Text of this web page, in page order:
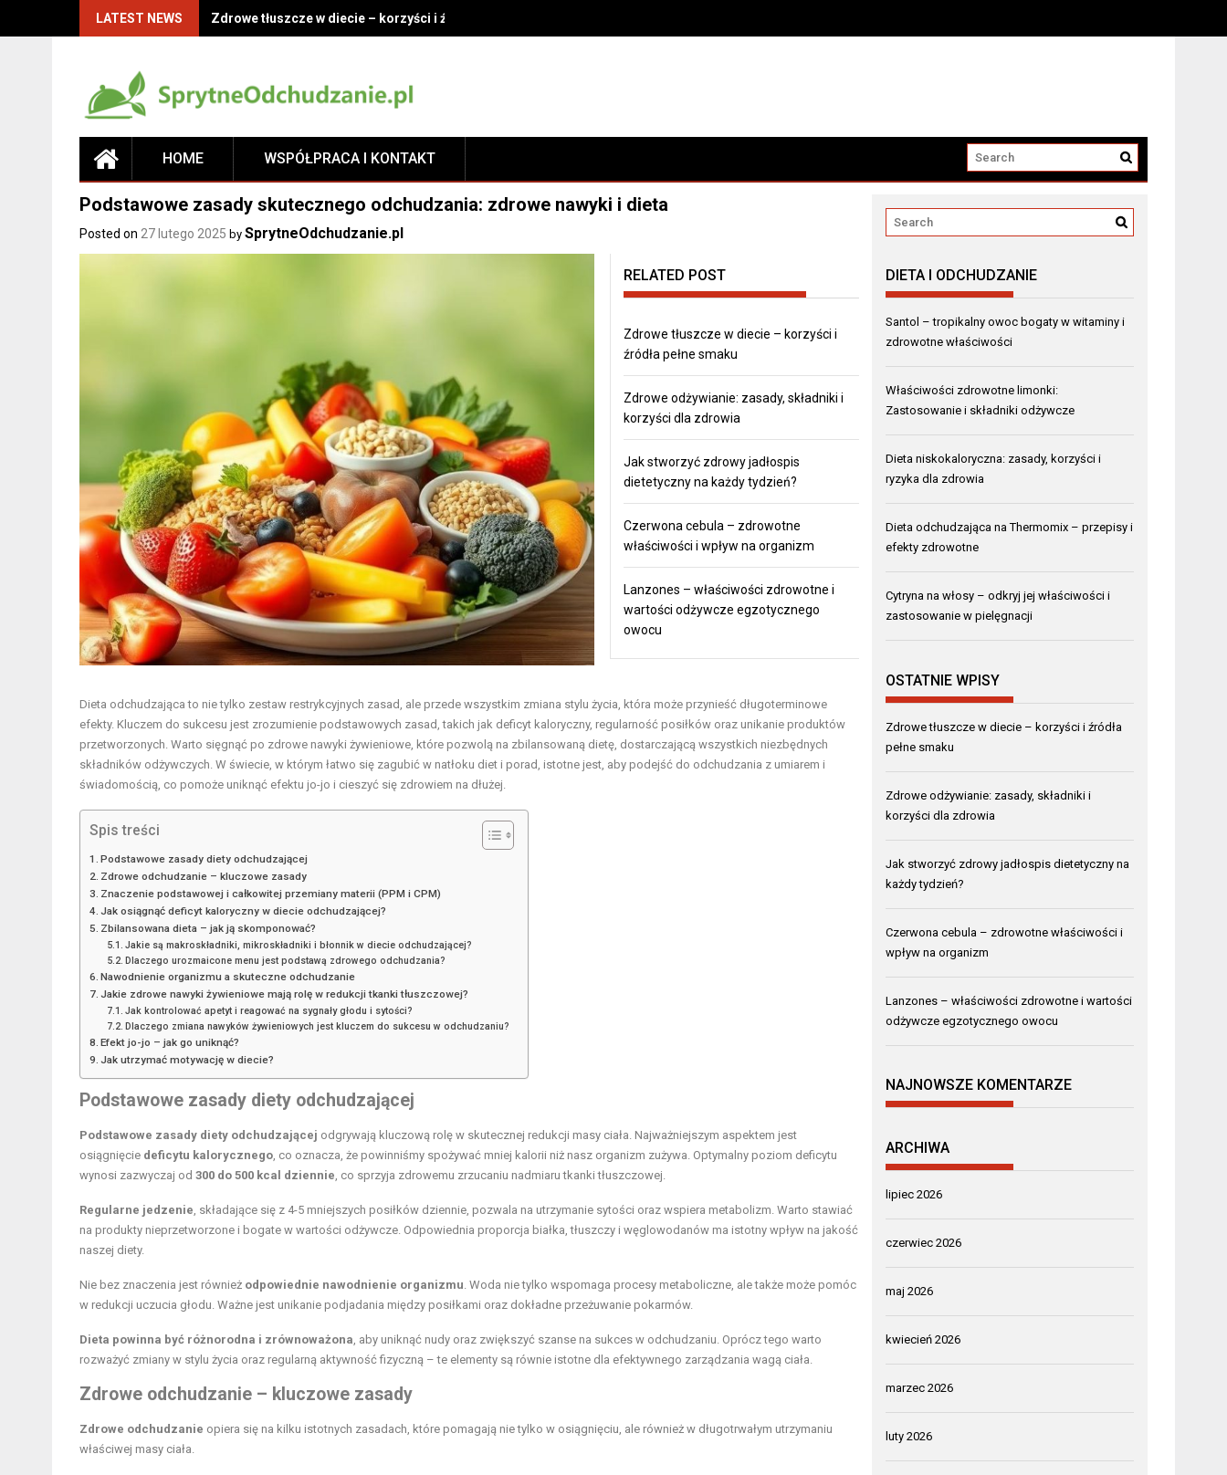
LATEST NEWS Zdrowe tłuszcze w diecie – korzyści i źródła pełne smaku
HOME WSPÓŁPRACA I KONTAKT
Podstawowe zasady skutecznego odchudzania: zdrowe nawyki i dieta
Posted on 27 lutego 2025 by SprytneOdchudzanie.pl
RELATED POST
Zdrowe tłuszcze w diecie – korzyści i
źródła pełne smaku
Zdrowe odżywianie: zasady, składniki i
korzyści dla zdrowia
Jak stworzyć zdrowy jadłospis
dietetyczny na każdy tydzień?
Czerwona cebula – zdrowotne
właściwości i wpływ na organizm
Lanzones – właściwości zdrowotne i
wartości odżywcze egzotycznego
owocu
Dieta odchudzająca to nie tylko zestaw restrykcyjnych zasad, ale przede wszystkim zmiana stylu życia, która może przynieść długoterminowe
efekty. Kluczem do sukcesu jest zrozumienie podstawowych zasad, takich jak deficyt kaloryczny, regularność posiłków oraz unikanie produktów
przetworzonych. Warto sięgnąć po zdrowe nawyki żywieniowe, które pozwolą na zbilansowaną dietę, dostarczającą wszystkich niezbędnych
składników odżywczych. W świecie, w którym łatwo się zagubić w natłoku diet i porad, istotne jest, aby podejść do odchudzania z umiarem i
świadomością, co pomoże uniknąć efektu jo-jo i cieszyć się zdrowiem na dłużej.
Spis treści
Podstawowe zasady diety odchudzającej
Zdrowe odchudzanie – kluczowe zasady
Znaczenie podstawowej i całkowitej przemiany materii (PPM i CPM)
Jak osiągnąć deficyt kaloryczny w diecie odchudzającej?
Zbilansowana dieta – jak ją skomponować?
Jakie są makroskładniki, mikroskładniki i błonnik w diecie odchudzającej?
Dlaczego urozmaicone menu jest podstawą zdrowego odchudzania?
Nawodnienie organizmu a skuteczne odchudzanie
Jakie zdrowe nawyki żywieniowe mają rolę w redukcji tkanki tłuszczowej?
Jak kontrolować apetyt i reagować na sygnały głodu i sytości?
Dlaczego zmiana nawyków żywieniowych jest kluczem do sukcesu w odchudzaniu?
Efekt jo-jo – jak go uniknąć?
Jak utrzymać motywację w diecie?
Podstawowe zasady diety odchudzającej
Podstawowe zasady diety odchudzającej odgrywają kluczową rolę w skutecznej redukcji masy ciała. Najważniejszym aspektem jest
osiągnięcie deficytu kalorycznego , co oznacza, że powinniśmy spożywać mniej kalorii niż nasz organizm zużywa. Optymalny poziom deficytu
wynosi zazwyczaj od 300 do 500 kcal dziennie , co sprzyja zdrowemu zrzucaniu nadmiaru tkanki tłuszczowej.
Regularne jedzenie , składające się z 4-5 mniejszych posiłków dziennie, pozwala na utrzymanie sytości oraz wspiera metabolizm. Warto stawiać
na produkty nieprzetworzone i bogate w wartości odżywcze. Odpowiednia proporcja białka, tłuszczy i węglowodanów ma istotny wpływ na jakość
naszej diety.
Nie bez znaczenia jest również odpowiednie nawodnienie organizmu . Woda nie tylko wspomaga procesy metaboliczne, ale także może pomóc
w redukcji uczucia głodu. Ważne jest unikanie podjadania między posiłkami oraz dokładne przeżuwanie pokarmów.
Dieta powinna być różnorodna i zrównoważona , aby uniknąć nudy oraz zwiększyć szanse na sukces w odchudzaniu. Oprócz tego warto
rozważyć zmiany w stylu życia oraz regularną aktywność fizyczną – te elementy są równie istotne dla efektywnego zarządzania wagą ciała.
Zdrowe odchudzanie – kluczowe zasady
Zdrowe odchudzanie opiera się na kilku istotnych zasadach, które pomagają nie tylko w osiągnięciu, ale również w długotrwałym utrzymaniu
właściwej masy ciała.
DIETA I ODCHUDZANIE
Santol – tropikalny owoc bogaty w witaminy i
zdrowotne właściwości
Właściwości zdrowotne limonki:
Zastosowanie i składniki odżywcze
Dieta niskokaloryczna: zasady, korzyści i
ryzyka dla zdrowia
Dieta odchudzająca na Thermomix – przepisy i
efekty zdrowotne
Cytryna na włosy – odkryj jej właściwości i
zastosowanie w pielęgnacji
OSTATNIE WPISY
Zdrowe tłuszcze w diecie – korzyści i źródła
pełne smaku
Zdrowe odżywianie: zasady, składniki i
korzyści dla zdrowia
Jak stworzyć zdrowy jadłospis dietetyczny na
każdy tydzień?
Czerwona cebula – zdrowotne właściwości i
wpływ na organizm
Lanzones – właściwości zdrowotne i wartości
odżywcze egzotycznego owocu
NAJNOWSZE KOMENTARZE
ARCHIWA
lipiec 2026
czerwiec 2026
maj 2026
kwiecień 2026
marzec 2026
luty 2026